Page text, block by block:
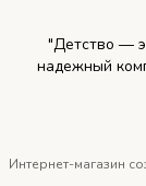
"Детство —
надежный
Интернет-магазин